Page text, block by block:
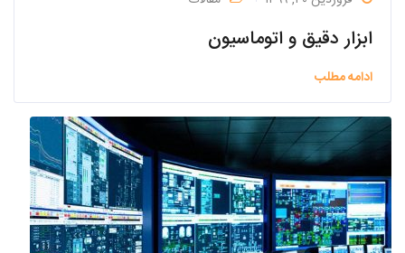
ابزار دقیق و اتوماسیون
ادامه مطلب